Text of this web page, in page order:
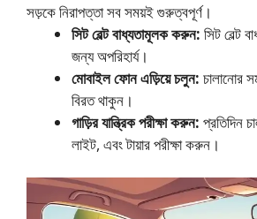
সড়কে নিরাপত্তা সব সময়ই গুরুত্বপূর্ণ।
সিট বেল্ট বাধ্যতামূলক করুন: সিট বেল্ট
জন্য অপরিহার্য।
মোবাইল ফোন এড়িয়ে চলুন: চালানোর
বিরত থাকুন।
গাড়ির যান্ত্রিক পরীক্ষা করুন: প্রতিদিন
লাইট, এবং টায়ার পরীক্ষা করুন।